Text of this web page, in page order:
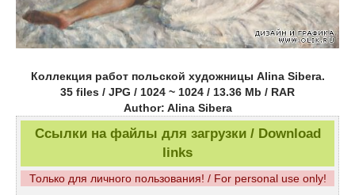
Коллекция работ польской художницы Alina Sibera.
35 files / JPG / 1024 ~ 1024 / 13.36 Mb / RAR
Author: Alina Sibera
Ссылки на файлы для загрузки / Download
links
Только для личного пользования! / For personal use only!